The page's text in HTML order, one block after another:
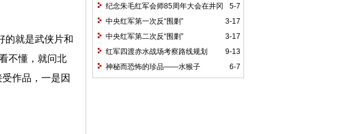
的就是武侠片和
不懂，就问北
作品，一是因
命”论坛纪要
5-7
纪念朱毛红军会师85周年大会在井冈
山召开
3-17
中央红军第一次反“围剿”
3-17
中央红军第二次反“围剿”
9-13
红军四渡赤水战场考察路线规划
6-7
神秘而恐怖的珍品——水猴子